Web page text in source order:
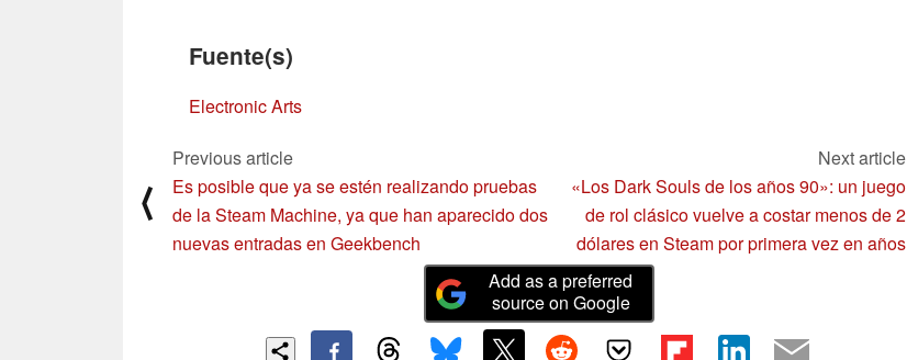
Fuente(s)
Electronic Arts
⟨
Previous article
Es posible que ya se estén realizando pruebas
de la Steam Machine, ya que han aparecido dos
nuevas entradas en Geekbench
Next article
«Los Dark Souls de los años 90»: un juego
de rol clásico vuelve a costar menos de 2
dólares en Steam por primera vez en años
Add as a preferred
source on Google